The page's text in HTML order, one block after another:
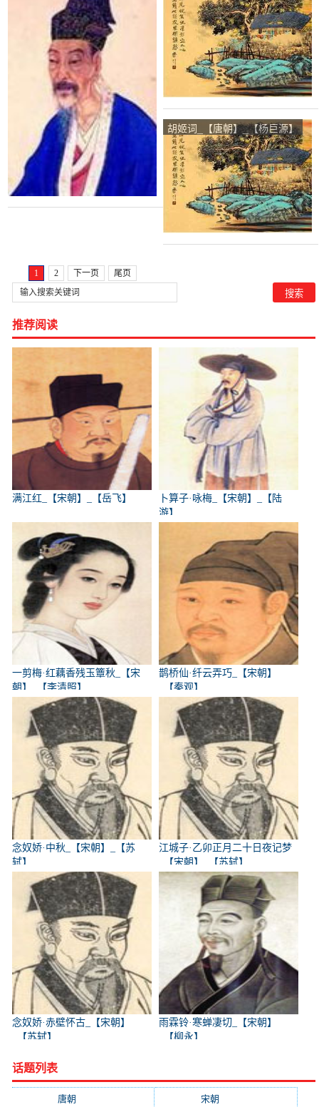
因书一时之景寄呈乐天_【唐
朝】_【刘禹锡】
_【唐朝】_【杨巨源】
胡姬词_【唐朝】_【杨巨源】
1 2 下一页 尾页
推荐阅读
满江红_【宋朝】_【岳飞】
卜算子·咏梅_【宋朝】_【陆
游】
一剪梅·红藕香残玉簟秋_【宋
朝】_【李清照】
鹊桥仙·纤云弄巧_【宋朝】
_【秦观】
念奴娇·中秋_【宋朝】_【苏
轼】
江城子·乙卯正月二十日夜记梦
_【宋朝】_【苏轼】
念奴娇·赤壁怀古_【宋朝】
_【苏轼】
雨霖铃·寒蝉凄切_【宋朝】
_【柳永】
话题列表
唐朝 宋朝